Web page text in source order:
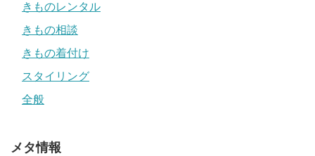
きものレンタル
きもの相談
きもの着付け
スタイリング
全般
メタ情報